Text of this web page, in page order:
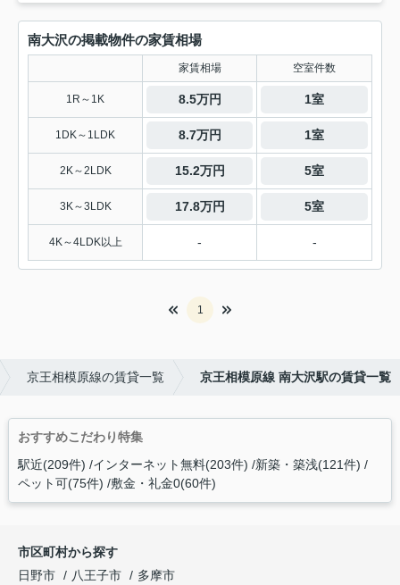
南大沢の掲載物件の家賃相場
家賃相場 空室件数
1R～1K 8.5万円 1室
1DK～1LDK 8.7万円 1室
2K～2LDK 15.2万円 5室
3K～3LDK 17.8万円 5室
4K～4LDK以上 - -
1
京王相模原線の賃貸一覧 京王相模原線 南大沢駅の賃貸一覧
おすすめこだわり特集
駅近(209件) インターネット無料(203件) 新築・築浅(121件)
ペット可(75件) 敷金・礼金0(60件)
市区町村から探す
日野市
八王子市
多摩市